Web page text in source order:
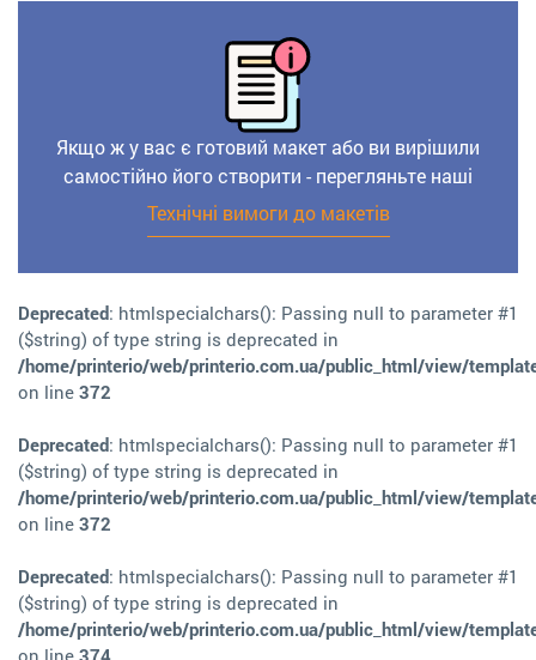
Якщо ж у вас є готовий макет або ви вирішили
самостійно його створити - перегляньте наші
Технічні вимоги до макетів
Deprecated: htmlspecialchars(): Passing null to parameter #1
($string) of type string is deprecated in
/home/printerio/web/printerio.com.ua/public_html/view/
on line 372
Deprecated: htmlspecialchars(): Passing null to parameter #1
($string) of type string is deprecated in
/home/printerio/web/printerio.com.ua/public_html/view/
on line 372
Deprecated: htmlspecialchars(): Passing null to parameter #1
($string) of type string is deprecated in
/home/printerio/web/printerio.com.ua/public_html/view/
on line 374